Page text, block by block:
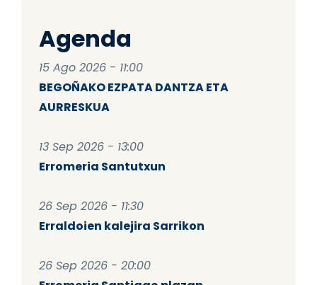
Agenda
15 Ago 2026 - 11:00
BEGOÑAKO EZPATA DANTZA ETA
AURRESKUA
13 Sep 2026 - 13:00
Erromeria Santutxun
26 Sep 2026 - 11:30
Erraldoien kalejira Sarrikon
26 Sep 2026 - 20:00